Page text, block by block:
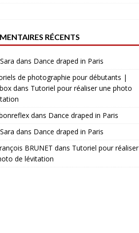
RÉCENTS
dans Dance draped in Paris
de photographie pour débutants |
dans Tutoriel pour réaliser une photo
dans Dance draped in Paris
dans Dance draped in Paris
BRUNET dans Tutoriel pour réaliser
de lévitation